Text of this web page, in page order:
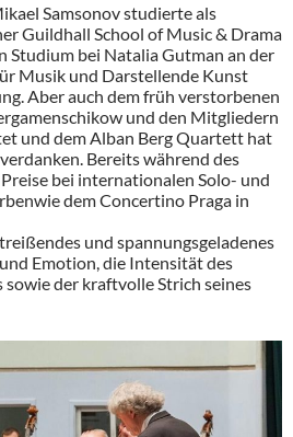
Samsonov studierte als
Guildhall School of Music & Drama
Studium bei Natalia Gutman an der
Musik und Darstellende Kunst
Aber auch dem früh verstorbenen
und den Mitgliedern
und dem Alban Berg Quartett hat
Bereits während des
bei internationalen Solo- und
dem Concertino Praga in
und spannungsgeladenes
Emotion, die Intensität des
der kraftvolle Strich seines